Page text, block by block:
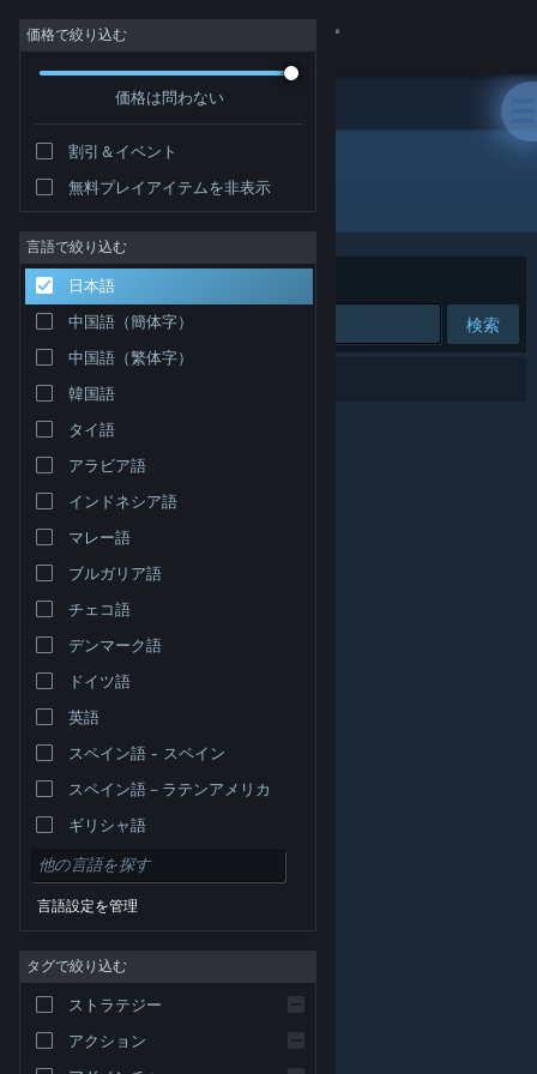
サインイン
コミュニティ
詳細
サポート
言語を変更
Steamモバイルアプリを入手
デスクトップウェブサイトを表示
© Valve Corporation. All rights reserved. 商標はすべて米
国およびその他の国の各社が所有します。
用規約| 返金| Cookie
価格で絞り込む
価格は問わない
割引＆イベント
無料プレイアイテムを非表示
言語で絞り込む
日本語
中国語（簡体字）
中国語（繁体字）
韓国語
タイ語
アラビア語
インドネシア語
マレー語
ブルガリア語
チェコ語
デンマーク語
ドイツ語
英語
スペイン語 - スペイン
スペイン語－ラテンアメリカ
ギリシャ語
言語設定を管理
タグで絞り込む
ストラテジー
アクション
パブリッシャー: Rose Tinted Games LLC
並べ替え 適合性
検索